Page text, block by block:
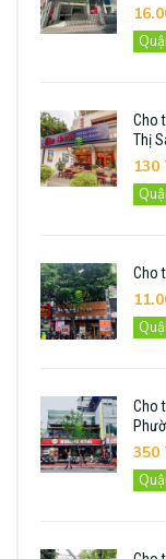
Cho
Thị
Cho
Cho
350